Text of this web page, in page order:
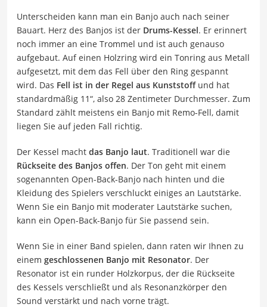
Unterscheiden kann man ein Banjo auch nach seiner
Bauart. Herz des Banjos ist der Drums-Kessel. Er erinnert
noch immer an eine Trommel und ist auch genauso
aufgebaut. Auf einen Holzring wird ein Tonring aus Metall
aufgesetzt, mit dem das Fell über den Ring gespannt
wird. Das Fell ist in der Regel aus Kunststoffund hat
standardmäßig 11“, also 28 Zentimeter Durchmesser. Zum
Standard zählt meistens ein Banjo mit Remo-Fell, damit
liegen Sie auf jeden Fall richtig.
Der Kessel macht das Banjo laut. Traditionell war die
Rückseite des Banjos offen. Der Ton geht mit einem
sogenannten Open-Back-Banjo nach hinten und die
Kleidung des Spielers verschluckt einiges an Lautstärke.
Wenn Sie ein Banjo mit moderater Lautstärke suchen,
kann ein Open-Back-Banjo für Sie passend sein.
Wenn Sie in einer Band spielen, dann raten wir Ihnen zu
einem geschlossenen Banjo mit Resonator. Der
Resonator ist ein runder Holzkorpus, der die Rückseite
des Kessels verschließt und als Resonanzkörper den
Sound verstärkt und nach vorne trägt.